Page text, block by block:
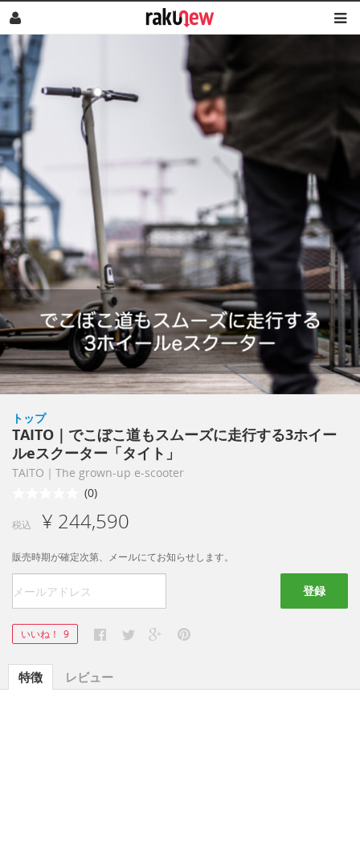
トップ
TAITO｜でこぼこ道もスムーズに走行する3ホイー
ルeスクーター「タイト」
TAITO｜The grown-up e-scooter
(0)
税込 ¥ 244,590
販売時期が確定次第、メールにてお知らせします。
登録
いいね！ 9
特徴 レビュー